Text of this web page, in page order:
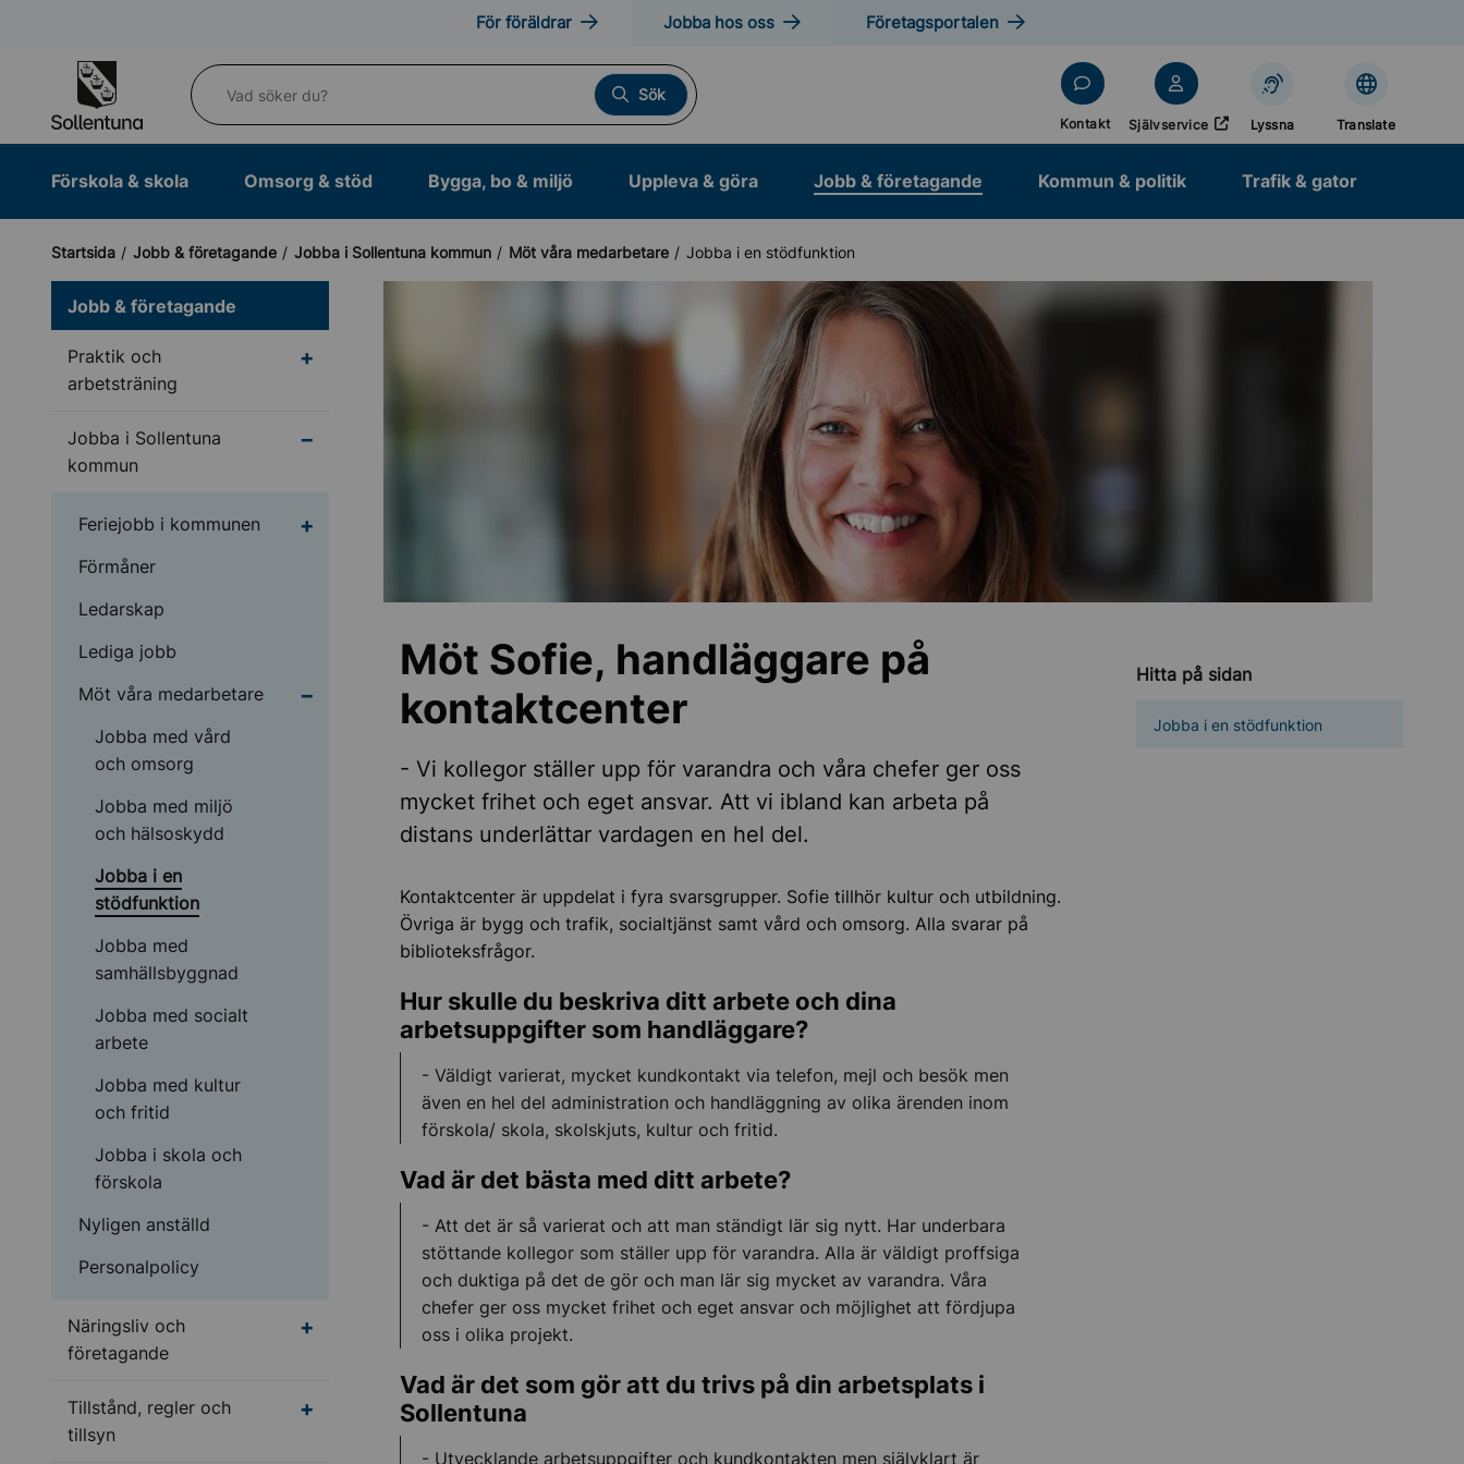
För föräldrar Jobba hos oss Företagsportalen
Vad söker du?
Sök
Kontakt Självservice
Öppnas i nytt fönster
Lyssna Translate
Förskola & skola Omsorg & stöd Bygga, bo & miljö Uppleva & göra Jobb & företagande Kommun & politik Trafik & gator
Startsida Jobb & företagande Jobba i Sollentuna kommun Möt våra medarbetare Jobba i en stödfunktion
Jobb & företagande
Praktik och
arbetsträning
Undermeny för Praktik och arbetsträning
Jobba i Sollentuna
kommun
Undermeny för Jobba i Sollentuna kommun
Feriejobb i kommunen
Undermeny för Feriejobb i kommunen
Förmåner
Ledarskap
Lediga jobb
Möt våra medarbetare
Undermeny för Möt våra medarbetare
Jobba med vård
och omsorg
Jobba med miljö
och hälsoskydd
Jobba i en
stödfunktion
Jobba med
samhällsbyggnad
Jobba med socialt
arbete
Jobba med kultur
och fritid
Jobba i skola och
förskola
Nyligen anställd
Personalpolicy
Näringsliv och
företagande
Undermeny för Näringsliv och företagande
Tillstånd, regler och
tillsyn
Undermeny för Tillstånd, regler och tillsyn
Hitta på sidan
Jobba i en stödfunktion
Möt Sofie, handläggare på
kontaktcenter
- Vi kollegor ställer upp för varandra och våra chefer ger oss
mycket frihet och eget ansvar. Att vi ibland kan arbeta på
distans underlättar vardagen en hel del.
Kontaktcenter är uppdelat i fyra svarsgrupper. Sofie tillhör kultur och utbildning.
Övriga är bygg och trafik, socialtjänst samt vård och omsorg. Alla svarar på
biblioteksfrågor.
Hur skulle du beskriva ditt arbete och dina
arbetsuppgifter som handläggare?
- Väldigt varierat, mycket kundkontakt via telefon, mejl och besök men
även en hel del administration och handläggning av olika ärenden inom
förskola/ skola, skolskjuts, kultur och fritid.
Vad är det bästa med ditt arbete?
- Att det är så varierat och att man ständigt lär sig nytt. Har underbara
stöttande kollegor som ställer upp för varandra. Alla är väldigt proffsiga
och duktiga på det de gör och man lär sig mycket av varandra. Våra
chefer ger oss mycket frihet och eget ansvar och möjlighet att fördjupa
oss i olika projekt.
Vad är det som gör att du trivs på din arbetsplats i
Sollentuna
- Utvecklande arbetsuppgifter och kundkontakten men självklart är